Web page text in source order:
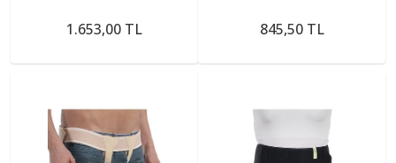
1.653,00 TL 845,50 TL